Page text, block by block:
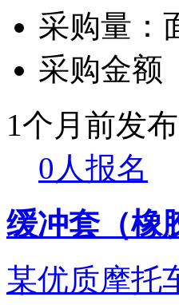
采购量：
采购金额
1个月前发布
0人报名
缓冲套（橡
某优质摩托